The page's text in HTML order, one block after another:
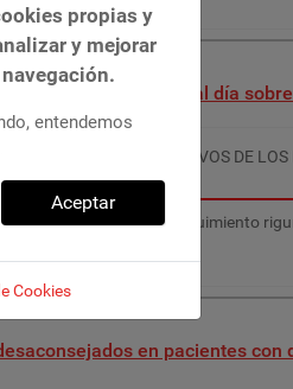
tabaquismo: puesta al día
EFECTOS NOCIVOS DE
someterse a un seguimiento
en pacientes con
propias y
y mejorar
entendemos
Aceptar
Cookies